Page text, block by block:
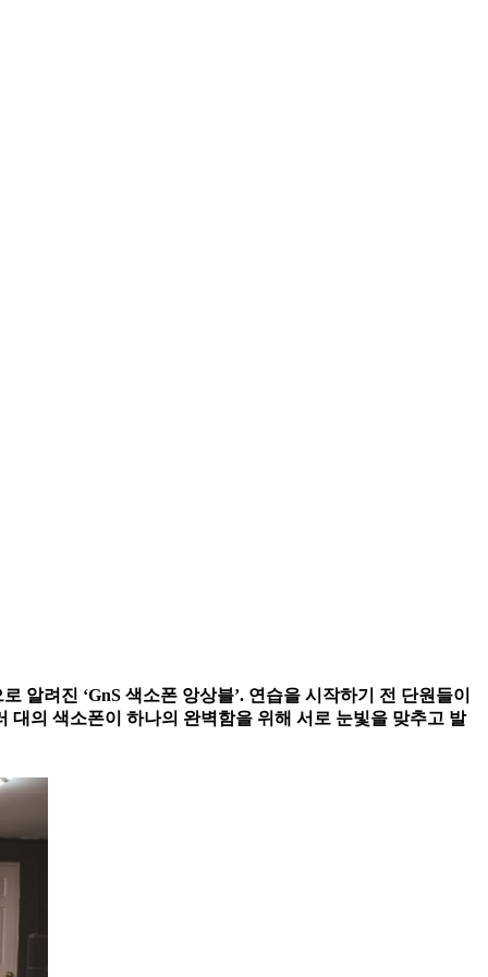
알려진 ‘GnS 색소폰 앙상블’. 연습을 시작하기 전 단원들이
의 색소폰이 하나의 완벽함을 위해 서로 눈빛을 맞추고 발